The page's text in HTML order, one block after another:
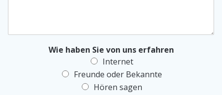
Wie haben Sie von uns erfahren
Internet
Freunde oder Bekannte
Hören sagen